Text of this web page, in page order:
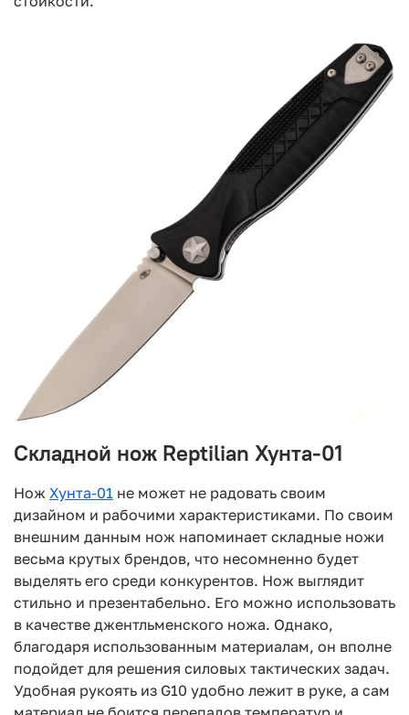
Складной нож Reptilian Хунта-01
Нож Хунта-01 не может не радовать своим
дизайном и рабочими характеристиками. По своим
внешним данным нож напоминает складные ножи
весьма крутых брендов, что несомненно будет
выделять его среди конкурентов. Нож выглядит
стильно и презентабельно. Его можно использовать
в качестве джентльменского ножа. Однако,
благодаря использованным материалам, он вполне
подойдет для решения силовых тактических задач.
Удобная рукоять из G10 удобно лежит в руке, а сам